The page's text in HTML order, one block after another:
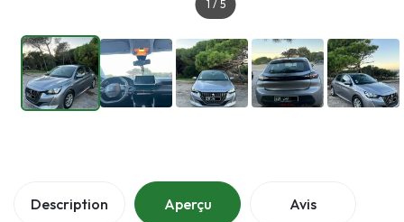
1 / 5
Description Aperçu Avis